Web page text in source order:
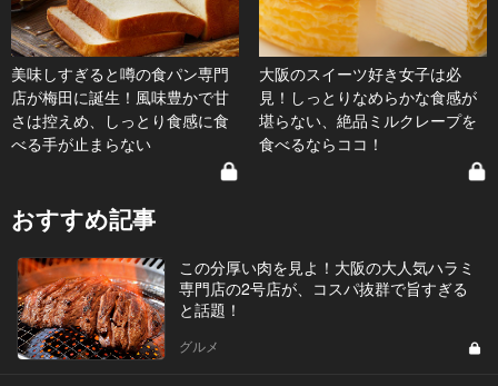
美味しすぎると噂の食パン専門
店が梅田に誕生！風味豊かで甘
さは控えめ、しっとり食感に食
べる手が止まらない
大阪のスイーツ好き女子は必
見！しっとりなめらかな食感が
堪らない、絶品ミルクレープを
食べるならココ！
おすすめ記事
この分厚い肉を見よ！大阪の大人気ハラミ
専門店の2号店が、コスパ抜群で旨すぎる
と話題！
グルメ